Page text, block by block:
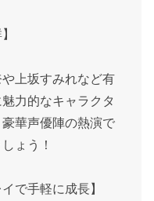
上坂すみれなど有
力的なキャラクタ
華声優陣の熱演で
ょう！
で手軽に成長】